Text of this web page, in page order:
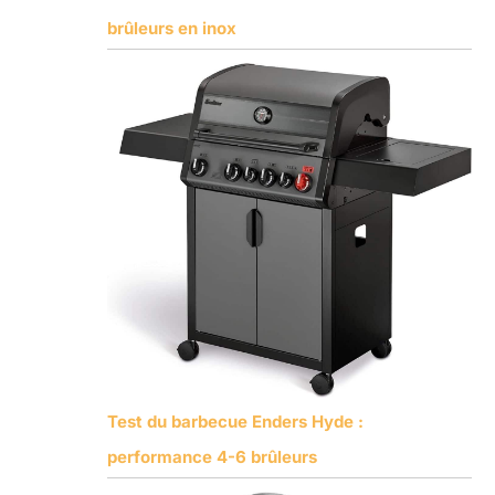
brûleurs en inox
Test du barbecue Enders Hyde :
performance 4-6 brûleurs